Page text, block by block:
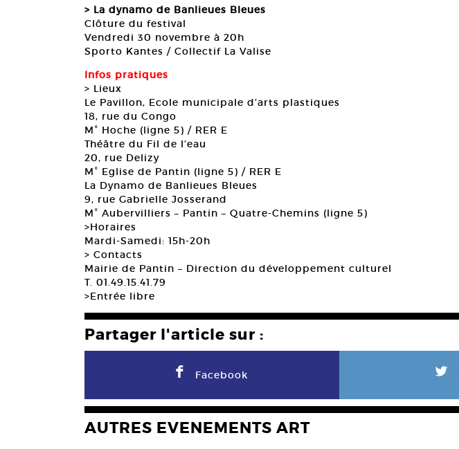
> La dynamo de Banlieues Bleues
Clôture du festival
Vendredi 30 novembre à 20h
Sporto Kantes / Collectif La Valise
Infos pratiques
> Lieux
Le Pavillon, Ecole municipale d’arts plastiques
18, rue du Congo
M° Hoche (ligne 5) / RER E
Théâtre du Fil de l’eau
20, rue Delizy
M° Eglise de Pantin (ligne 5) / RER E
La Dynamo de Banlieues Bleues
9, rue Gabrielle Josserand
M° Aubervilliers – Pantin – Quatre-Chemins (ligne 5)
>Horaires
Mardi-Samedi: 15h-20h
> Contacts
Mairie de Pantin – Direction du développement culturel
T. 01.49.15.41.79
>Entrée libre
Partager l'article sur :
F Facebook L
AUTRES EVENEMENTS ART